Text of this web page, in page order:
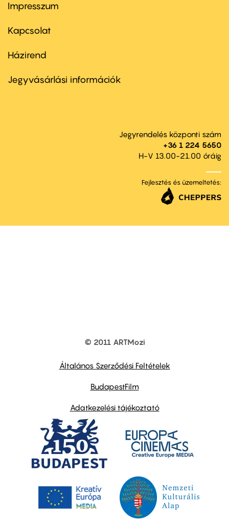
Footer
first
Impresszum
Kapcsolat
Footer
second
Házirend
Jegyvásárlási információk
Jegyrendelés központi szám
+36 1 224 5650
H-V 13.00-21.00 óráig
Fejlesztés és üzemeltetés:
© 2011 ARTMozi
Általános Szerződési Feltételek
BudapestFilm
Adatkezelési tájékoztató